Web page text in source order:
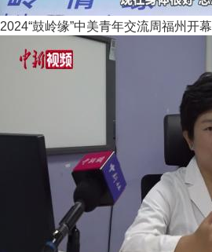
2024“鼓岭缘”中美青年交流周福州开幕